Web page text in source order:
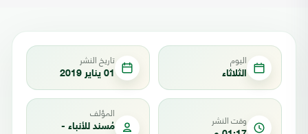
اليوم
الثلاثاء
تاريخ النشر
01 يناير 2019
وقت النشر المؤلف
مُسند للأنباء -